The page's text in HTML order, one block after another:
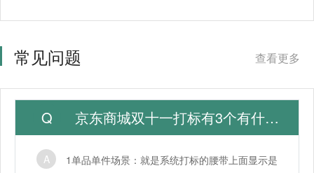
常见问题 查看更多
京东商城双十一打标有3个有什么区别吗
1单品单件场景：就是系统打标的腰带上面显示是